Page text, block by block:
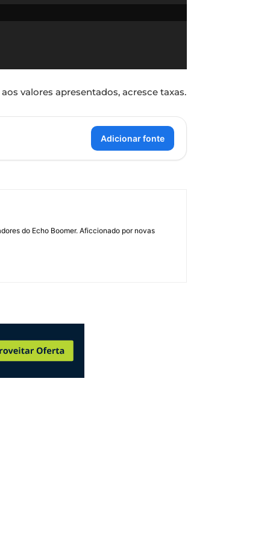
valores apresentados, acresce taxas.
Adicionar fonte
do Echo Boomer. Aficcionado por novas